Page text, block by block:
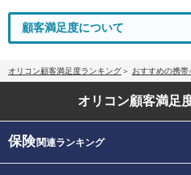
顧客満足度について
オリコン顧客満足度ランキング おすすめの携帯
オリコン顧客満足
保険関連ランキング